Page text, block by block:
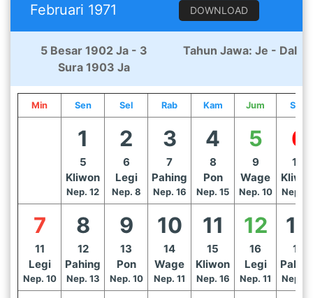
Februari 1971 DOWNLOAD
5 Besar 1902 Ja - 3
Sura 1903 Ja
Tahun Jawa: Je - Dal
Min Sen Sel Rab Kam Jum Sab
1
5
Kliwon
Nep. 12
2
6
Legi
Nep. 8
3
7
Pahing
Nep. 16
4
8
Pon
Nep. 15
5
9
Wage
Nep. 10
6
10
Nep.
7
11
Legi
Nep. 10
8
12
Pahing
Nep. 13
9
13
Pon
Nep. 10
10
14
Wage
Nep. 11
11
15
Kliwon
Nep. 16
12
16
Legi
Nep. 11
13
17
Nep.